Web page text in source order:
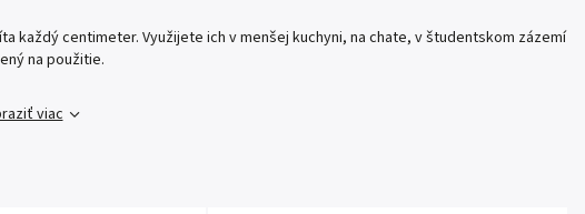
centimeter. Využijete ich v menšej kuchyni, na chate, v študentskom zázemí
na použitie.
viac